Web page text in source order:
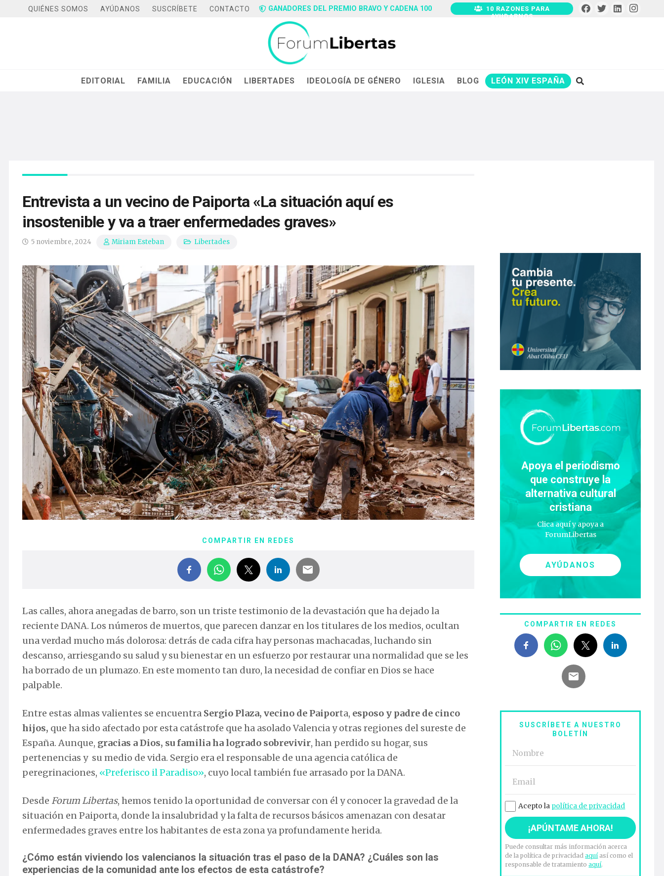
QUIÉNES SOMOS AYÚDANOS SUSCRÍBETE CONTACTO GANADORES DEL PREMIO BRAVO Y CADENA 100
10 RAZONES PARA
AYUDARNOS
EDITORIAL FAMILIA EDUCACIÓN LIBERTADES IDEOLOGÍA DE GÉNERO IGLESIA BLOG LEÓN XIV ESPAÑA
Entrevista a un vecino de Paiporta «La situación aquí es
insostenible y va a traer enfermedades graves»
5 noviembre, 2024 Miriam Esteban Libertades
COMPARTIR EN REDES
Las calles, ahora anegadas de barro, son un triste testimonio de la devastación que ha dejado la
reciente DANA. Los números de muertos, que parecen danzar en los titulares de los medios, ocultan
una verdad mucho más dolorosa: detrás de cada cifra hay personas machacadas, luchando sin
descanso, arriesgando su salud y su bienestar en un esfuerzo por restaurar una normalidad que se les
ha borrado de un plumazo. En este momento tan duro, la necesidad de confiar en Dios se hace
palpable.
Entre estas almas valientes se encuentra Sergio Plaza, vecino de Paiporta, esposo y padre de cinco
hijos, que ha sido afectado por esta catástrofe que ha asolado Valencia y otras regiones del sureste de
España. Aunque, gracias a Dios, su familia ha logrado sobrevivir, han perdido su hogar, sus
pertenencias y su medio de vida. Sergio era el responsable de una agencia católica de
peregrinaciones, «Preferisco il Paradiso», cuyo local también fue arrasado por la DANA.
Desde Forum Libertas, hemos tenido la oportunidad de conversar con él y conocer la gravedad de la
situación en Paiporta, donde la insalubridad y la falta de recursos básicos amenazan con desatar
enfermedades graves entre los habitantes de esta zona ya profundamente herida.
¿Cómo están viviendo los valencianos la situación tras el paso de la DANA? ¿Cuáles son las
experiencias de la comunidad ante los efectos de esta catástrofe?
Apoya el periodismo
que construye la
alternativa cultural
cristiana
Clica aquí y apoya a
ForumLibertas
AYÚDANOS
COMPARTIR EN REDES
SUSCRÍBETE A NUESTRO
BOLETÍN
Acepto la política de privacidad
Puede consultar más información acerca
de la política de privacidadaquíasí como el
responsable de tratamientoaquí.